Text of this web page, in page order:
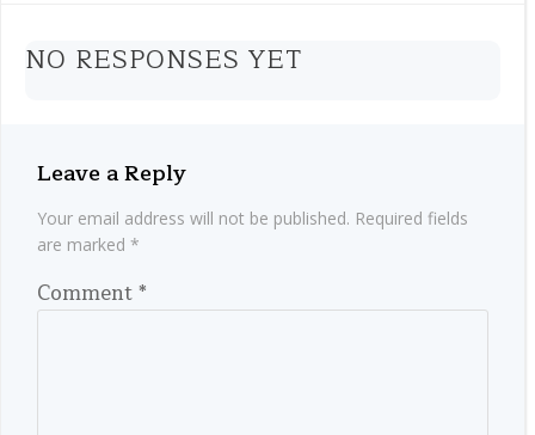
navigation
NO RESPONSES YET
Leave a Reply
Your email address will not be published. Required fields
are marked *
Comment*